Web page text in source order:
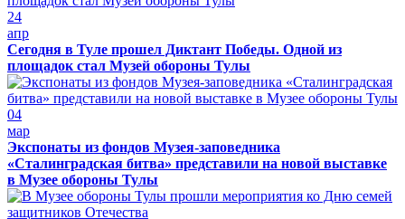
24
апр
Сегодня в Туле прошел Диктант Победы. Одной из
площадок стал Музей обороны Тулы
04
мар
Экспонаты из фондов Музея-заповедника
«Сталинградская битва» представили на новой выставке
в Музее обороны Тулы